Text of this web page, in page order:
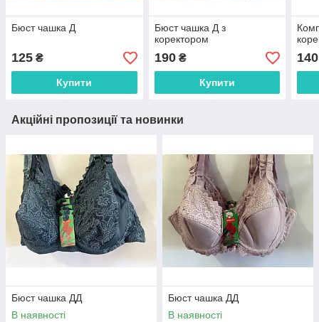
Бюст чашка Д
125 ₴
Купити
Бюст чашка Д з
коректором
190₴
Купити
140
Акційні пропозиції та новинки
Бюст чашка ДД
В наявності
Бюст чашка ДД
В наявності